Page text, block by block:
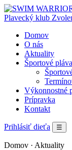
Plavecký klub
Domov
O nás
Aktuality
Športové
Výkonnostné
Prípravka
Kontakt
Prihlásiť dieťa ☰
Domov · Aktuality